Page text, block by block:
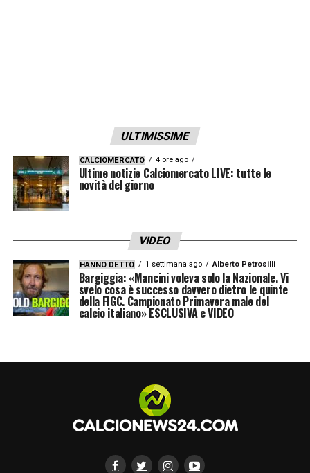
ULTIMISSIME
CALCIOMERCATO 4 ore ago
Ultime notizie Calciomercato LIVE: tutte le
novità del giorno
VIDEO
HANNO DETTO 1 settimana ago Alberto Petrosilli
Bargiggia: «Mancini voleva solo la Nazionale. Vi
svelo cosa è successo davvero dietro le quinte
della FIGC. Campionato Primavera male del
calcio italiano» ESCLUSIVA e VIDEO